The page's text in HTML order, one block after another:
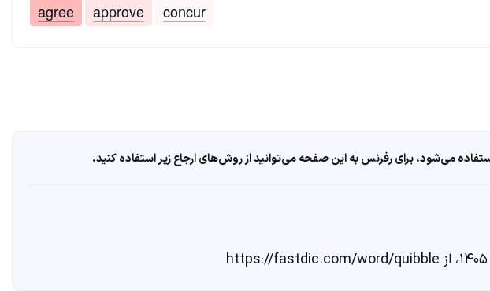
agree
approve concur
می‌شود، برای رفرنس به این صفحه می‌توانید از روش‌های ارجاع زیر استفاده کنید.